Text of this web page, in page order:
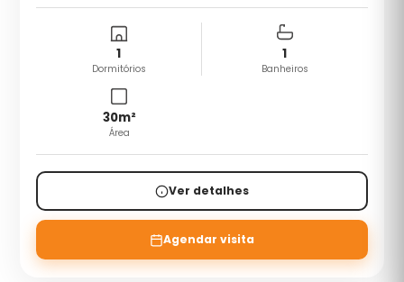
1
Dormitórios
1
Banheiros
30m²
Área
Ver detalhes
Agendar visita